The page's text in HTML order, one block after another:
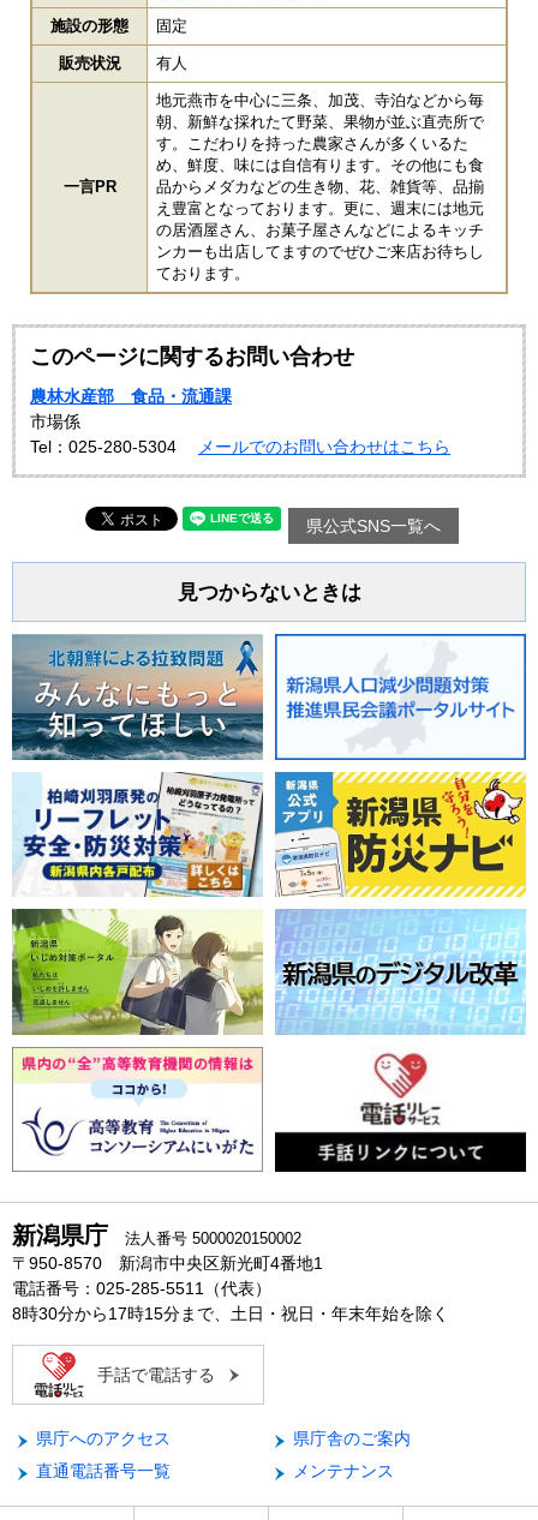
施設の形態 固定
販売状況 有人
一言PR
地元燕市を中心に三条、加茂、寺泊などから毎
朝、新鮮な採れたて野菜、果物が並ぶ直売所で
す。こだわりを持った農家さんが多くいるた
め、鮮度、味には自信有ります。その他にも食
品からメダカなどの生き物、花、雑貨等、品揃
え豊富となっております。更に、週末には地元
の居酒屋さん、お菓子屋さんなどによるキッチ
ンカーも出店してますのでぜひご来店お待ちし
ております。
このページに関するお問い合わせ
農林水産部 食品・流通課
市場係
Tel：025-280-5304
メールでのお問い合わせはこちら
県公式SNS一覧へ
見つからないときは
新潟県庁 法人番号 5000020150002
〒950-8570 新潟市中央区新光町4番地1
電話番号：025-285-5511（代表）
8時30分から17時15分まで、土日・祝日・年末年始を除く
手話で電話する
県庁へのアクセス
県庁舎のご案内
直通電話番号一覧
メンテナンス